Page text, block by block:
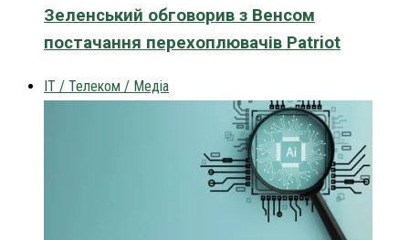
Зеленський обговорив з Венсом
постачання перехоплювачів Patriot
IT / Телеком / Медіа